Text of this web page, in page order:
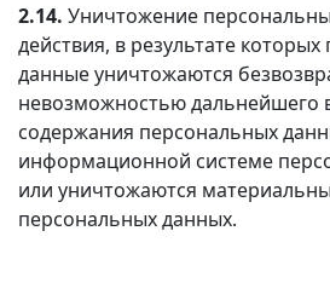
2.14. Уничтожение
действия, в результате
данные уничтожаются
невозможностью дальнейшего
содержания персональных
информационной системе
или уничтожаются
персональных данных.